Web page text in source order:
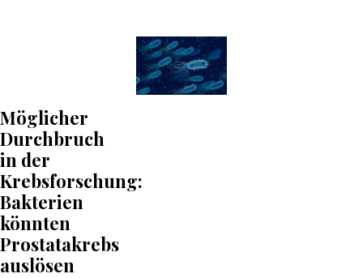
Möglicher
Durchbruch
in der
Krebsforschung:
Bakterien
könnten
Prostatakrebs
auslösen